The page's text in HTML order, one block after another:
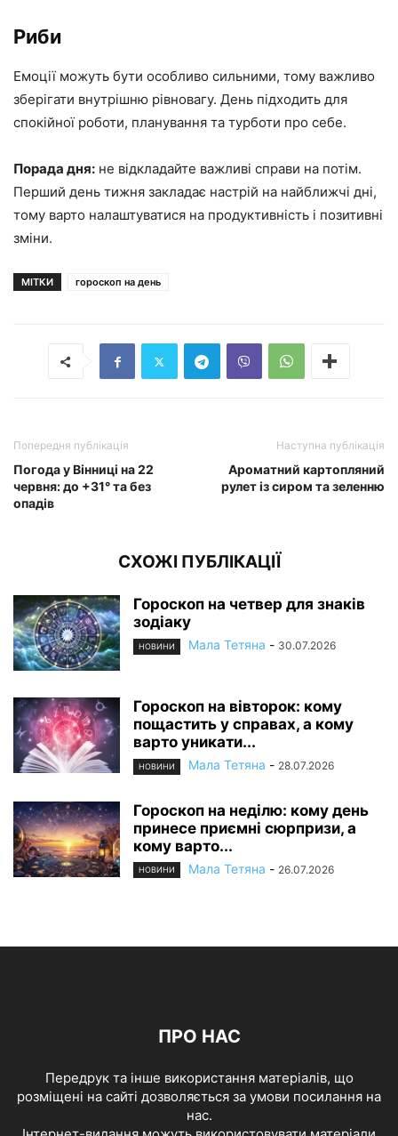
Риби
Емоції можуть бути особливо сильними, тому важливо
зберігати внутрішню рівновагу. День підходить для
спокійної роботи, планування та турботи про себе.
Порада дня: не відкладайте важливі справи на потім.
Перший день тижня закладає настрій на найближчі дні,
тому варто налаштуватися на продуктивність і позитивні
зміни.
МІТКИ гороскоп на день
Попередня публікація
Погода у Вінниці на 22
червня: до +31° та без
опадів
Наступна публікація
Ароматний картопляний
рулет із сиром та зеленню
СХОЖІ ПУБЛІКАЦІЇ
Гороскоп на четвер для знаків
зодіаку
НОВИНИ Мала Тетяна - 30.07.2026
Гороскоп на вівторок: кому
пощастить у справах, а кому
варто уникати...
НОВИНИ Мала Тетяна - 28.07.2026
Гороскоп на неділю: кому день
принесе приємні сюрпризи, а
кому варто...
НОВИНИ Мала Тетяна - 26.07.2026
ПРО НАС
Передрук та інше використання матеріалів, що
розміщені на сайті дозволяється за умови посилання на
нас.